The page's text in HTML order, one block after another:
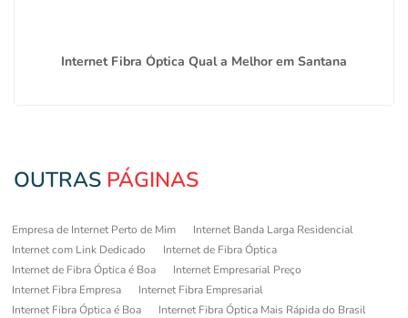
Internet Fibra Óptica Qual a Melhor em Santana
OUTRAS PÁGINAS
Empresa de Internet Perto de Mim
Internet Banda Larga Residencial
Internet com Link Dedicado
Internet de Fibra Óptica
Internet de Fibra Óptica é Boa
Internet Empresarial Preço
Internet Fibra Empresa
Internet Fibra Empresarial
Internet Fibra Óptica é Boa
Internet Fibra Óptica Mais Rápida do Brasil